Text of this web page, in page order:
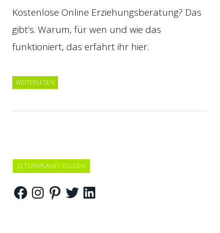
Kostenlose Online Erziehungsberatung? Das
gibt’s. Warum, für wen und wie das
funktioniert, das erfahrt ihr hier.
WEITERLESEN
ELTERNPLANET FOLGEN
FacebookInstagramPinterestTwitterLinkedIn